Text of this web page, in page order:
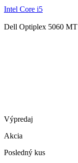
Intel Core i5
Dell Optiplex 5060 MT
Výpredaj
Akcia
Posledný kus